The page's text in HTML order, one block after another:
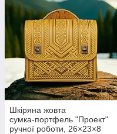
Шкіряна жовта
сумка‑портфель "Проект"
ручної роботи, 26×23×8